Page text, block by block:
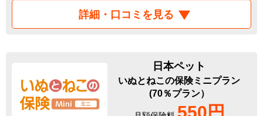
詳細・口コミを見る
日本ペット
いぬとねこの保険ミニプラン
(70％プラン）
550円